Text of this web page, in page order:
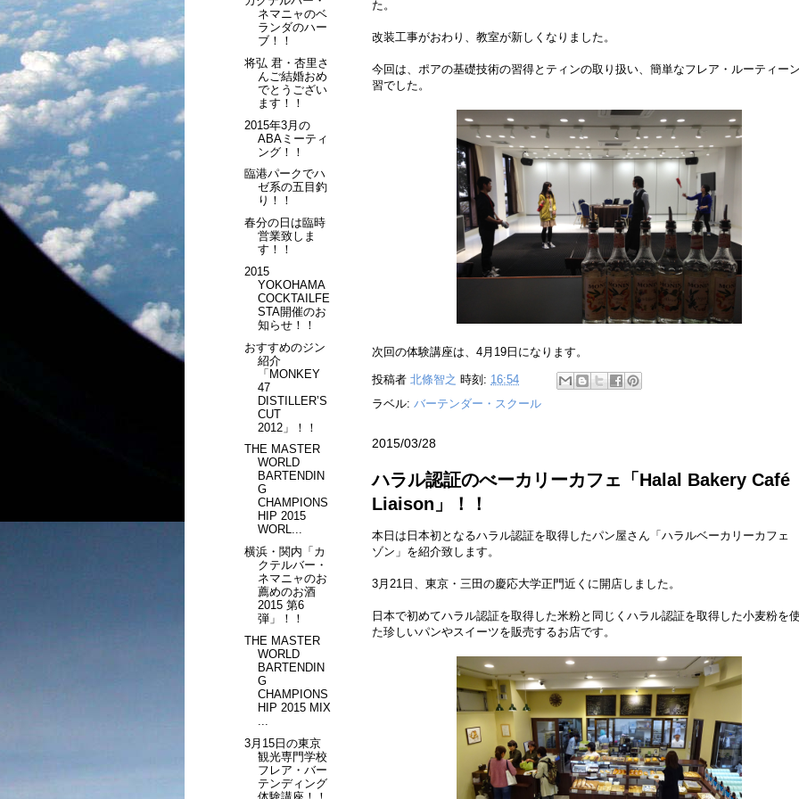
た。
改装工事がおわり、教室が新しくなりました。
今回は、ポアの基礎技術の習得とティンの取り扱い、簡単なフレア・ルーティー
習でした。
次回の体験講座は、4月19日になります。
投稿者 北條智之 時刻: 16:54
ラベル: バーテンダー・スクール
2015/03/28
ハラル認証のべーカリーカフェ「Halal Bakery Café
Liaison」！！
本日は日本初となるハラル認証を取得したパン屋さん「ハラルベーカリーカフ
ゾン」を紹介致します。
3月21日、東京・三田の慶応大学正門近くに開店しました。
日本で初めてハラル認証を取得した米粉と同じくハラル認証を取得した小麦粉を
た珍しいパンやスイーツを販売するお店です。
ネマニャのベ
ランダのハー
ブ！！
将弘 君・杏里さ
んご結婚おめ
でとうござい
ます！！
2015年3月の
ABAミーティ
ング！！
臨港パークでハ
ゼ系の五目釣
り！！
春分の日は臨時
営業致しま
す！！
2015
YOKOHAMA
COCKTAILFE
STA開催のお
知らせ！！
おすすめのジン
紹介
「MONKEY
47
DISTILLER’S
CUT
2012」！！
THE MASTER
WORLD
BARTENDIN
G
CHAMPIONS
HIP 2015
WORL...
横浜・関内「カ
クテルバー・
ネマニャのお
薦めのお酒
2015 第6
弾」！！
THE MASTER
WORLD
BARTENDIN
G
CHAMPIONS
HIP 2015 MIX
3月15日の東京
観光専門学校
フレア・バー
テンディング
体験講座！！